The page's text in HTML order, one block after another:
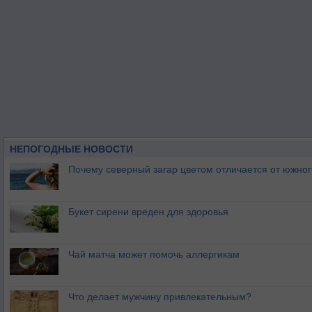
НЕПОГОДНЫЕ НОВОСТИ
Почему северный загар цветом отличается от
Букет сирени вреден для здоровья
Чай матча может помочь аллергикам
Что делает мужчину привлекательным?